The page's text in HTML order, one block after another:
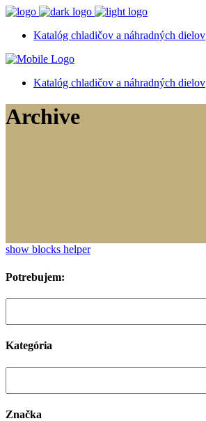
Katalóg chladičov a náhradných dielov
Katalóg chladičov a náhradných dielov
Archive
show blocks helper
Potrebujem:
Kategória
Značka